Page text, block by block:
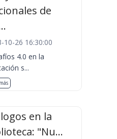
de
10-26 16:30:00
4.0 en la
s...
en la
"Nu...